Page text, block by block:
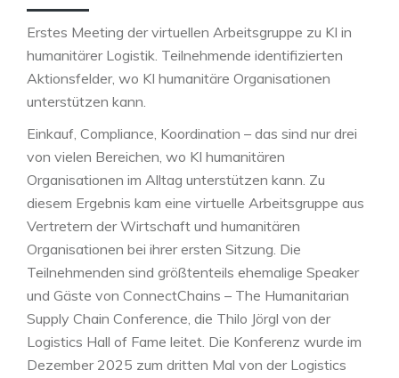
Erstes Meeting der virtuellen Arbeitsgruppe zu KI in
humanitärer Logistik. Teilnehmende identifizierten
Aktionsfelder, wo KI humanitäre Organisationen
unterstützen kann.
Einkauf, Compliance, Koordination – das sind nur drei
von vielen Bereichen, wo KI humanitären
Organisationen im Alltag unterstützen kann. Zu
diesem Ergebnis kam eine virtuelle Arbeitsgruppe aus
Vertretern der Wirtschaft und humanitären
Organisationen bei ihrer ersten Sitzung. Die
Teilnehmenden sind größtenteils ehemalige Speaker
und Gäste von ConnectChains – The Humanitarian
Supply Chain Conference, die Thilo Jörgl von der
Logistics Hall of Fame leitet. Die Konferenz wurde im
Dezember 2025 zum dritten Mal von der Logistics